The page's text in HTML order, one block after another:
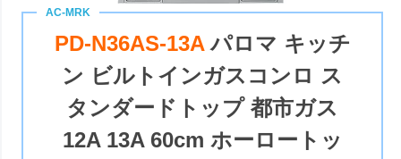
PD-N36AS-13Aパロマ キッチ
ン ビルトインガスコンロ ス
タンダードトップ 都市ガス
12A 13A 60cm ホーロートッ